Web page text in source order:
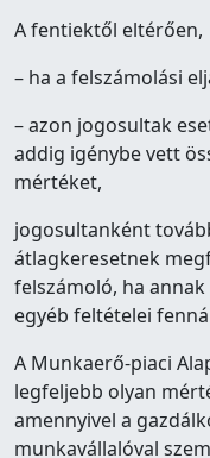
A fentiektől eltérően,
– ha a felszámolási
– azon jogosultak
addig igénybe vett
mértéket,
jogosultanként
átlagkeresetnek
felszámoló, ha
egyéb feltételei
A Munkaerő-piaci
legfeljebb olyan
amennyivel a
munkavállalóval